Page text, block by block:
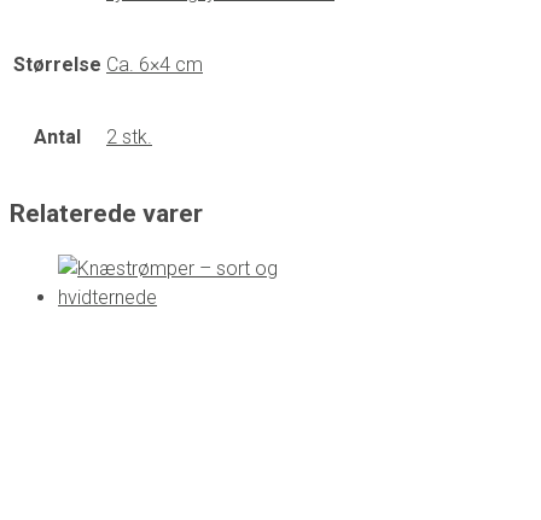
Størrelse Ca. 6×4 cm
Antal 2 stk.
Relaterede varer